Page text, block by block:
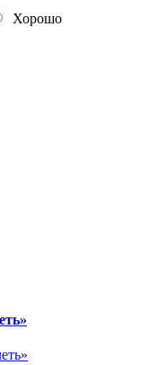
Хорошо